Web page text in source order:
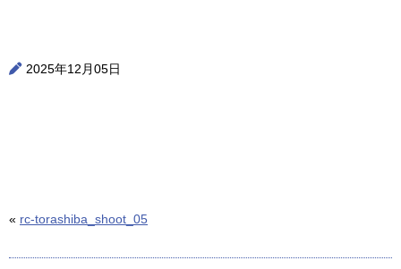
2025年12月05日
« rc-torashiba_shoot_05